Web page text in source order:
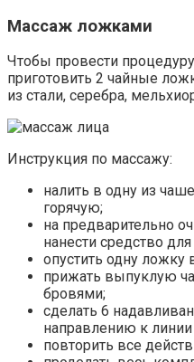
Массаж ложками
Чтобы провести
приготовить 2 чайные
из стали, серебра,
Инструкция по массажу:
налить в одну из
горячую;
на предварительно
нанести средство
опустить одну ложку
прижать выпуклую
бровями;
сделать 6
направлению к линии
повторить все